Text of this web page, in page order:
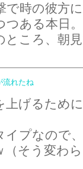
で時の彼方
つある本日。
ところ、朝
流れたね
上げるため
イプなので
（そう変わ